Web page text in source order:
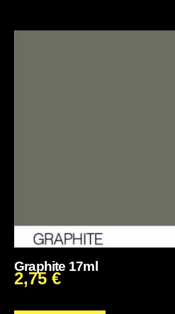
Graphite 17ml
2,75 €